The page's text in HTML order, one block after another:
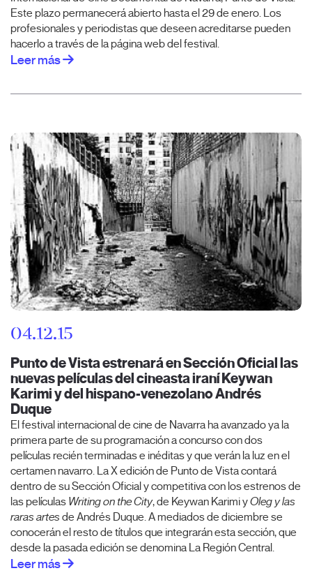
Este plazo permanecerá abierto hasta el 29 de enero. Los
profesionales y periodistas que deseen acreditarse pueden
hacerlo a través de la página web del festival.
Leer más
04.12.15
Punto de Vista estrenará en Sección Oficial las
nuevas películas del cineasta iraní Keywan
Karimi y del hispano-venezolano Andrés
Duque
El festival internacional de cine de Navarra ha avanzado ya la
primera parte de su programación a concurso con dos
películas recién terminadas e inéditas y que verán la luz en el
certamen navarro. La X edición de Punto de Vista contará
dentro de su Sección Oficial y competitiva con los estrenos de
las películas Writing on the City, de Keywan Karimi yOleg y las
raras artes de Andrés Duque. A mediados de diciembre se
conocerán el resto de títulos que integrarán esta sección, que
desde la pasada edición se denomina La Región Central.
Leer más